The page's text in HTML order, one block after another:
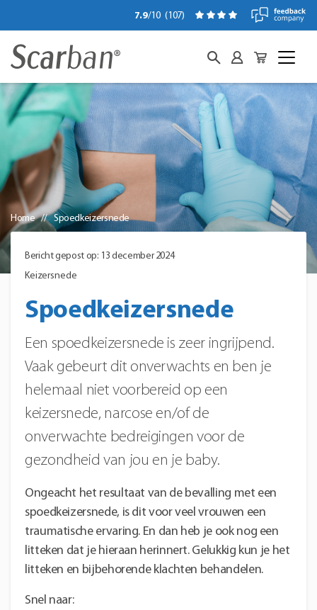
7.9/10 (107)
Home Spoedkeizersnede
Bericht gepost op: 13 december 2024
Keizersnede
Spoedkeizersnede
Een spoedkeizersnede is zeer ingrijpend.
Vaak gebeurt dit onverwachts en ben je
helemaal niet voorbereid op een
keizersnede, narcose en/of de
onverwachte bedreigingen voor de
gezondheid van jou en je baby.
Ongeacht het resultaat van de bevalling met een
spoedkeizersnede, is dit voor veel vrouwen een
traumatische ervaring. En dan heb je ook nog een
litteken dat je hieraan herinnert. Gelukkig kun je het
litteken en bijbehorende klachten behandelen.
Snel naar: